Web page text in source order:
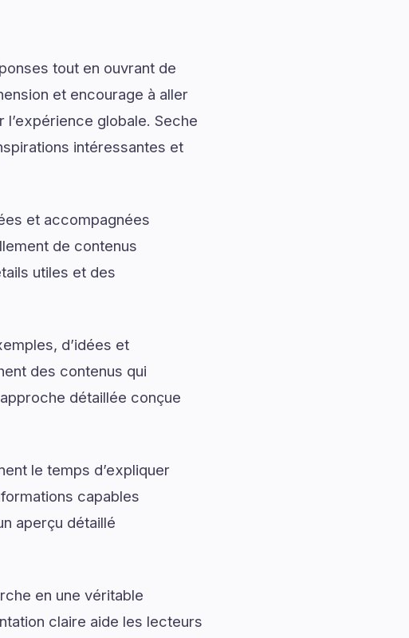
tout en ouvrant de
et encourage à aller
globale. Seche
intéressantes et
et accompagnées
de contenus
utiles et des
d’idées et
des contenus qui
détaillée conçue
le temps d’expliquer
capables
aperçu détaillé
en une véritable
claire aide les lecteurs